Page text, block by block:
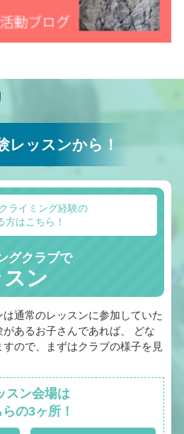
レッスンから！
ライミング経験の
方はこちら！
グクラブで
ン
通常のレッスンに参加していた
あるお子さんであれば、 どな
ので、まずはクラブの様子を見
スン会場は
の3ヶ所！